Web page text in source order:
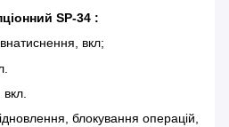
SP-34 :
вкл;
блокування операцій,